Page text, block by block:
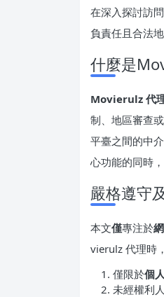
在深入探討訪
負責任且合法地
什麼是
Movierulz 代
制、地區審查
平臺之間的中
心功能的同時
嚴格遵守
本文僅專注於
vierulz 代理時
僅限於個
未經權利